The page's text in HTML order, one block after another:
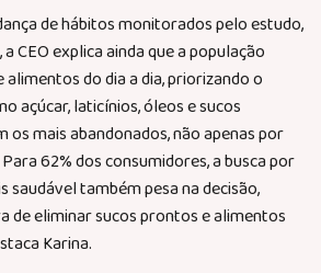
de hábitos monitorados pelo estudo,
CEO explica ainda que a população
do dia a dia, priorizando o
açúcar, laticínios, óleos e sucos
mais abandonados, não apenas por
62% dos consumidores, a busca por
saudável também pesa na decisão,
de eliminar sucos prontos e alimentos
Karina.